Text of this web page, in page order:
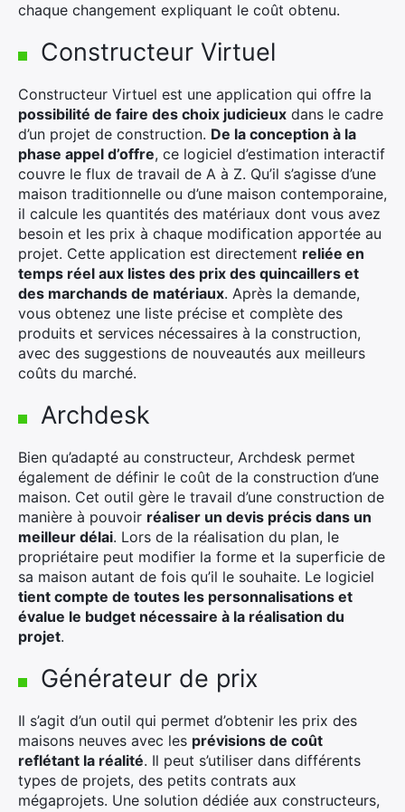
chaque changement expliquant le coût obtenu.
Constructeur Virtuel
Constructeur Virtuel est une application qui offre la
possibilité de faire des choix judicieux dans le cadre
d’un projet de construction. De la conception à la
phase appel d’offre, ce logiciel d’estimation interactif
couvre le flux de travail de A à Z. Qu’il s’agisse d’une
maison traditionnelle ou d’une maison contemporaine,
il calcule les quantités des matériaux dont vous avez
besoin et les prix à chaque modification apportée au
projet. Cette application est directement reliée en
temps réel aux listes des prix des quincaillers et
des marchands de matériaux. Après la demande,
vous obtenez une liste précise et complète des
produits et services nécessaires à la construction,
avec des suggestions de nouveautés aux meilleurs
coûts du marché.
Archdesk
Bien qu’adapté au constructeur, Archdesk permet
également de définir le coût de la construction d’une
maison. Cet outil gère le travail d’une construction de
manière à pouvoir réaliser un devis précis dans un
meilleur délai. Lors de la réalisation du plan, le
propriétaire peut modifier la forme et la superficie de
sa maison autant de fois qu’il le souhaite. Le logiciel
tient compte de toutes les personnalisations et
évalue le budget nécessaire à la réalisation du
projet.
Générateur de prix
Il s’agit d’un outil qui permet d’obtenir les prix des
maisons neuves avec les prévisions de coût
reflétant la réalité. Il peut s’utiliser dans différents
types de projets, des petits contrats aux
mégaprojets. Une solution dédiée aux constructeurs,